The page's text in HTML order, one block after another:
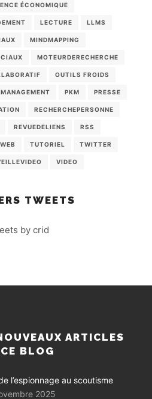
ÉCONOMIQUE
LECTURE LLMS
MINDMAPPING
MOTEURDERECHERCHE
OUTILS FROIDS
PKM PRESSE
RECHERCHEPERSONNE
REVUEDELIENS RSS
TUTORIEL TWITTER
VIDEO
TWEETS
by crid
ARTICLES
BLOG
l’espionnage au scoutisme
2025